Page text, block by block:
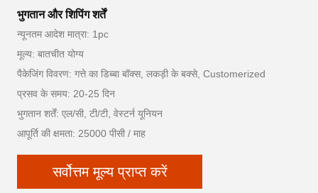
भुगतान और शिपिंग शर्तें
न्यूनतम आदेश मात्रा: 1pc
मूल्य: बातचीत योग्य
पैकेजिंग विवरण: गत्ते का डिब्बा बॉक्स, लकड़ी के बक्से, Customerized
प्रसव के समय: 20-25 दिन
भुगतान शर्तें: एल/सी, टी/टी, वेस्टर्न यूनियन
आपूर्ति की क्षमता: 25000 पीसी / माह
सर्वोत्तम मूल्य प्राप्त करें